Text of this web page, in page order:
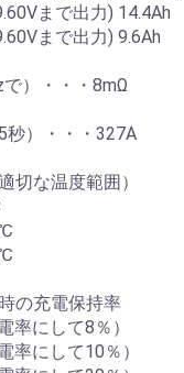
まで出力) 14.4Ah
まで出力) 9.6Ah
）・・・8mΩ
秒）・・・327A
切な温度範囲）
の充電保持率
率にして8％）
率にして10％）